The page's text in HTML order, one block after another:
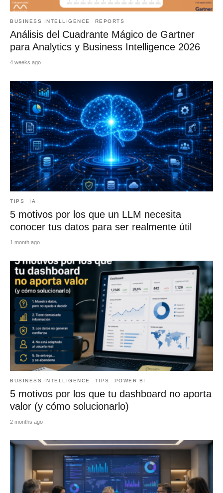
BUSINESS INTELLIGENCE REPORTS
Análisis del Cuadrante Mágico de Gartner
para Analytics y Business Intelligence 2026
4 weeks ago
TIPS IA
5 motivos por los que un LLM necesita
conocer tus datos para ser realmente útil
1 month ago
BUSINESS INTELLIGENCE TIPS POWER BI
5 motivos por los que tu dashboard no aporta
valor (y cómo solucionarlo)
2 months ago